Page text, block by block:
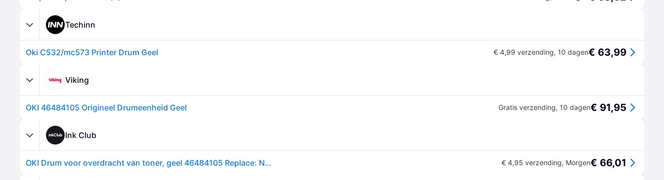
Techinn
Oki C532/mc573 Printer Drum Geel € 4,99 verzending, 10 dagen€ 63,99
Viking
OKI 46484105 Origineel Drumeenheid Geel Gratis verzending, 10 dagen€ 91,95
Ink Club
OKI Drum voor overdracht van toner, geel 46484105 Replace: N/A € 4,95 verzending, Morgen€ 66,01